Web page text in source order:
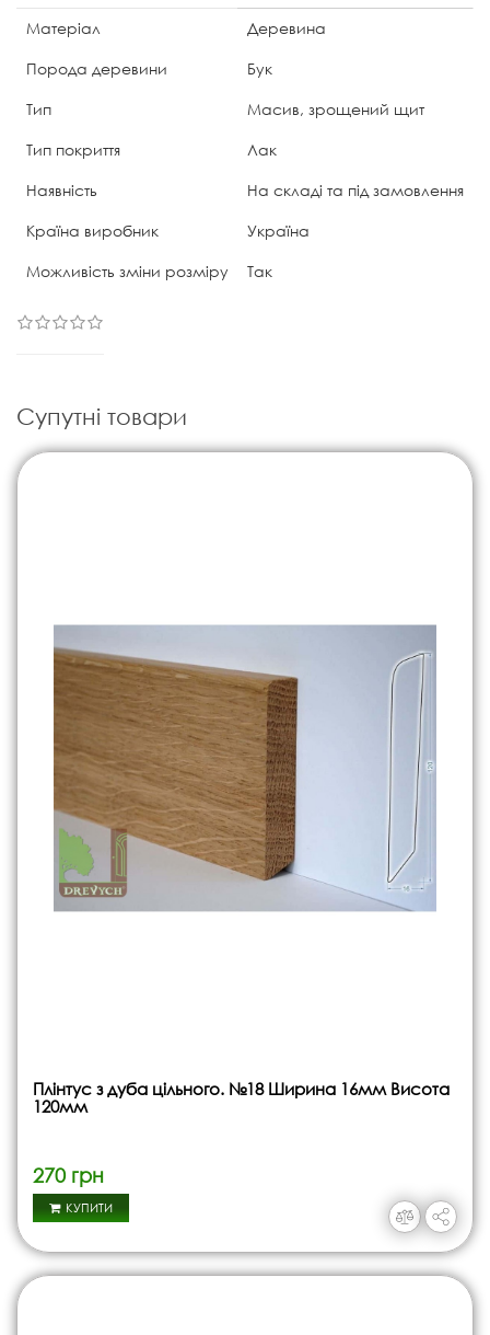
Матеріал
Деревина
Порода деревини
Бук
Тип
Масив, зрощений щит
Тип покриття
Лак
Наявність
На складі та під замовлення
Країна виробник
Україна
Можливість зміни розміру
Так
Супутні товари
Плінтус з дуба цільного. №18 Ширина 16мм Висота
120мм
270 грн
КУПИТИ